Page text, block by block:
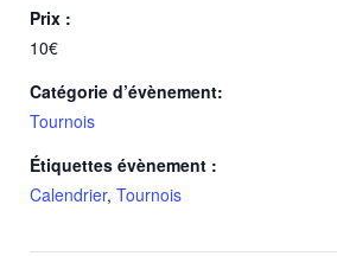
Prix :
10€
Catégorie d’évènement:
Tournois
Étiquettes évènement :
Calendrier, Tournois